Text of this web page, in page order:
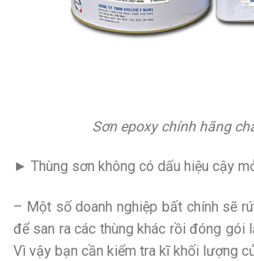
Sơn epoxy chính hãng
► Thùng sơn không có dấu hiệu cậy
– Một số doanh nghiệp bất chính sẽ
để san ra các thùng khác rồi đóng gói
Vì vậy bạn cần kiểm tra kĩ khối lượng